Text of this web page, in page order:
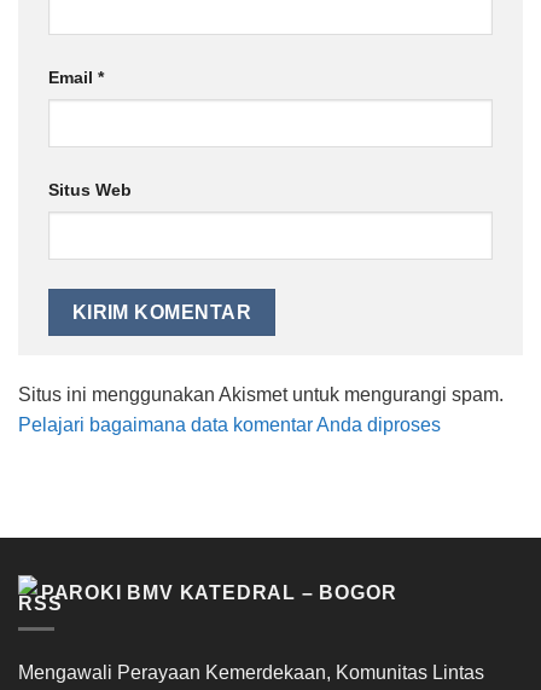
Email *
Situs Web
Situs ini menggunakan Akismet untuk mengurangi spam.
Pelajari bagaimana data komentar Anda diproses
PAROKI BMV KATEDRAL – BOGOR
Mengawali Perayaan Kemerdekaan, Komunitas Lintas